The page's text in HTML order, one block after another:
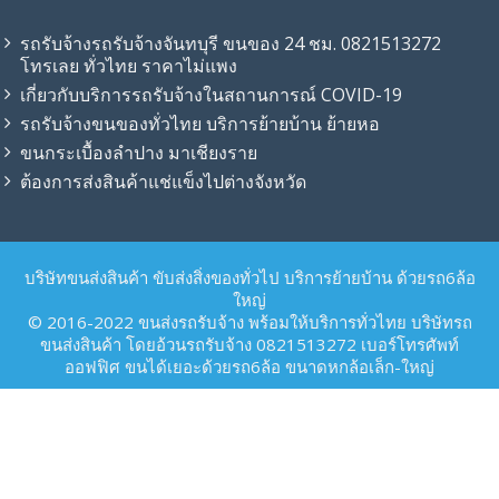
รถรับจ้างรถรับจ้างจันทบุรี ขนของ 24 ชม. 0821513272
โทรเลย ทั่วไทย ราคาไม่แพง
เกี่ยวกับบริการรถรับจ้างในสถานการณ์ COVID-19
รถรับจ้าง​ขนของทั่วไทย บริการย้ายบ้าน ย้ายหอ
ขนกระเบื้องลำปาง มาเชียงราย
ต้องการส่งสินค้าแช่แข็งไปต่างจังหวัด
บริษัทขนส่งสินค้า ขับส่งสิ่งของทั่วไป บริการย้ายบ้าน ด้วยรถ6ล้อ
ใหญ่
© 2016-2022 ขนส่งรถรับจ้าง พร้อมให้บริการทั่วไทย บริษัทรถ
ขนส่งสินค้า โดยอ้วนรถรับจ้าง 0821513272 เบอร์โทรศัพท์
ออฟฟิศ ขนได้เยอะด้วยรถ6ล้อ ขนาดหกล้อเล็ก-ใหญ่